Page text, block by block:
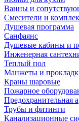
Ванны и
Смесители и
Душевая программа
Санфаянс
Душевые кабины и
Инженерная
Теплый пол
Манжеты и
Краны шаровые
Пожарное
Предохранительная
Трубы и фитинги
Канализационные